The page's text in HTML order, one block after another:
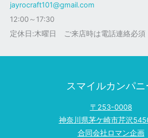
jayrocraft101@gmail.com
12:00～17:30
定休日:木曜日 ご来店時は電話連絡必須
スマイルカンパニ
〒253-0008
神奈川県茅ケ崎市芹沢
合同会社ロマン企画